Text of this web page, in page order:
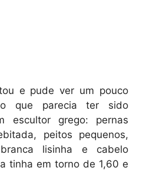
e pude ver um pouco
que parecia ter sido
escultor grego: pernas
peitos pequenos,
lisinha e cabelo
tinha em torno de 1,60 e